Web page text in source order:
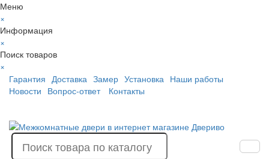
Меню
×
Информация
×
Поиск товаров
×
Гарантия Доставка Замер Установка Наши работы
Новости Вопрос-ответ Контакты